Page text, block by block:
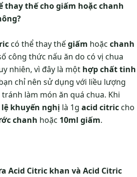
thay thế cho giấm hoặc chanh
có thể thay thếgiấm hoặc chanh
công thức nấu ăn do có vị chua
nhiên, vì đây là một hợp chất tinh
chỉ nên sử dụng với liều lượng
làm món ăn quá chua. Khi
khuyến nghị là 1g acid citriccho
chanh hoặc 10ml giấm.
Acid Citric khan và Acid Citric